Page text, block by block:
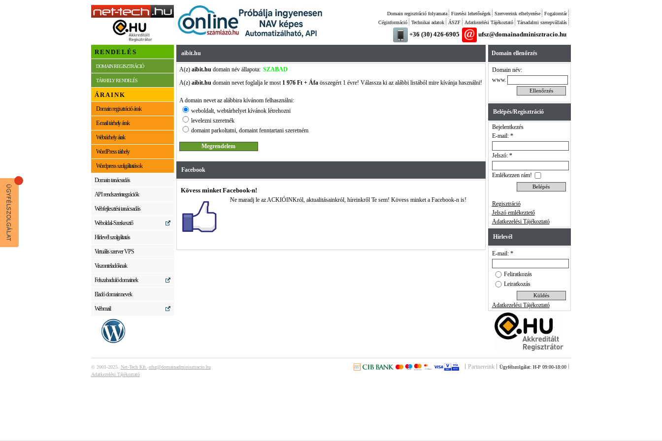
Fogalomtár
Szervereink elhelyezése
Fizetési lehetőségek
Domain regisztráció folyamata
Társadalmi szerepvállalás
Adatkezelési Tájékoztató
ÁSZF
Technikai adatok
Céginformáció
+36 (30) 426-6905 ufsz@domainadminisztracio.hu
RENDELÉS
DOMAIN REGISZTRÁCIÓ
TÁRHELY RENDELÉS
ÁRAINK
Domain regisztráció árak
E-mail tárhely árak
Webtárhely árak
WordPress tárhely
Wordpress szolgáltatások
Domain tanácsadás
API rendszerintegrációk
Webfejlesztési tanácsadás
Weboldal-Szerkesztő
Hírlevél szolgáltatás
Virtuális szerver VPS
Viszonteladóknak
Felszabaduló domainek
Eladó domain nevek
Webmail
aibit.hu
A(z) aibit.hudomain név állapota: SZABAD
A(z) aibit.hudomain nevet foglalja le most 1 976 Ft + Áfaösszegért 1 évre! Válassza ki az alábbi listából mire kívánja használni!
A domain nevet az alábbira kívánom felhasználni:
weboldalt, webtárhelyet kívánok létrehozni
levelezni szeretnék
domaint parkoltatni, domaint fenntartani szeretném
Facebook
Kövess minket Facebook-n!
Ne maradj le az ACKIÓINKról, aktualitásainkról, híreinkről Te sem! Kövess minket a Facebook-n is!
Domain ellenőrzés
Domain név:
www.
Belépés/Regisztráció
Bejelentkezés
E-mail: *
Jelszó: *
Emlékezzen rám!
Regisztráció
Jelszó emlékeztető
Adatkezelési Tájékoztató
Hírlevél
E-mail: *
Feliratkozás
Leiratkozás
Adatkezelési Tájékoztató
© 2001-2025. Net-Tech Kft. ufsz@domainadminisztracio.hu
Adatkezelési Tájékoztató
Partnereink Ügyfélszolgálat: H-P 09:00-18:00